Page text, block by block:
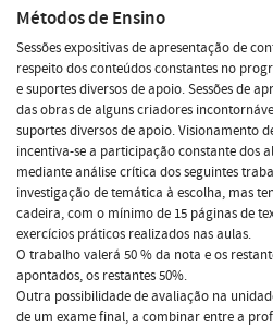
Métodos de Ensino
Sessões expositivas de apresentação de
respeito dos conteúdos constantes no
e suportes diversos de apoio. Sessões de
das obras de alguns criadores
suportes diversos de apoio. Visionamento
incentiva-se a participação constante dos
mediante análise crítica dos seguintes
investigação de temática à escolha, mas
cadeira, com o mínimo de 15 páginas de
exercícios práticos realizados nas aulas.
O trabalho valerá 50 % da nota e os
apontados, os restantes 50%.
Outra possibilidade de avaliação na
de um exame final, a combinar entre a